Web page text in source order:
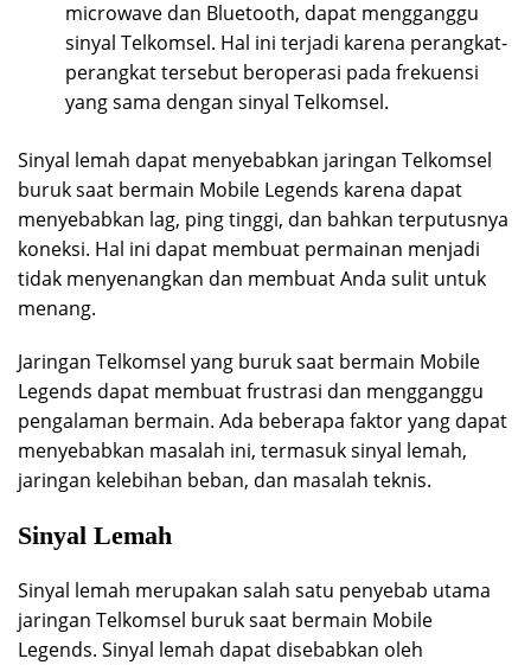
microwave dan Bluetooth, dapat mengganggu
sinyal Telkomsel. Hal ini terjadi karena perangkat-
perangkat tersebut beroperasi pada frekuensi
yang sama dengan sinyal Telkomsel.
Sinyal lemah dapat menyebabkan jaringan Telkomsel
buruk saat bermain Mobile Legends karena dapat
menyebabkan lag, ping tinggi, dan bahkan terputusnya
koneksi. Hal ini dapat membuat permainan menjadi
tidak menyenangkan dan membuat Anda sulit untuk
menang.
Jaringan Telkomsel yang buruk saat bermain Mobile
Legends dapat membuat frustrasi dan mengganggu
pengalaman bermain. Ada beberapa faktor yang dapat
menyebabkan masalah ini, termasuk sinyal lemah,
jaringan kelebihan beban, dan masalah teknis.
Sinyal Lemah
Sinyal lemah merupakan salah satu penyebab utama
jaringan Telkomsel buruk saat bermain Mobile
Legends. Sinyal lemah dapat disebabkan oleh